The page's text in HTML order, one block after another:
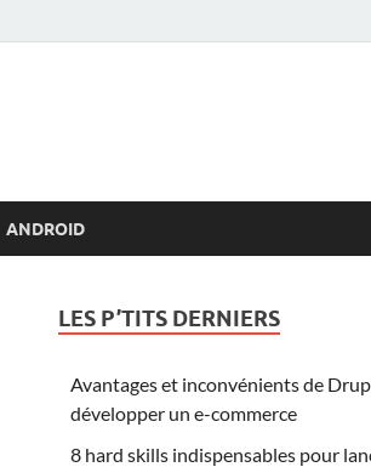
ANDROID
LES P’TITS DERNIERS
Avantages et inconvénients de
développer un e-commerce
8 hard skills indispensables pour